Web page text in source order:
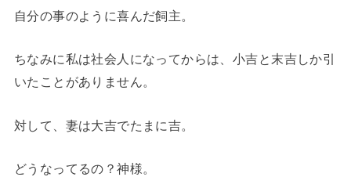
自分の事のように喜んだ飼主。
ちなみに私は社会人になってからは、 小吉と 末吉しか引
いたことがありません。
対して、妻は大吉でたまに吉。
どうなってるの？神様。